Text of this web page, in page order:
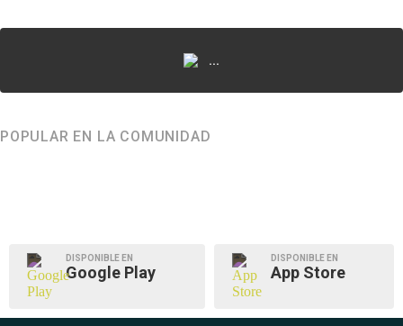
...
POPULAR EN LA COMUNIDAD
DISPONIBLE EN
Google Play
DISPONIBLE EN
App Store